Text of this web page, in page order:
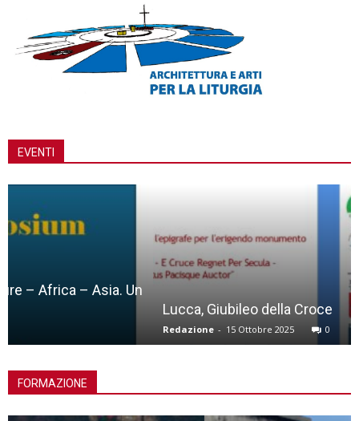
EVENTI
Lucca, Giubileo della Croce
0
FORMAZIONE